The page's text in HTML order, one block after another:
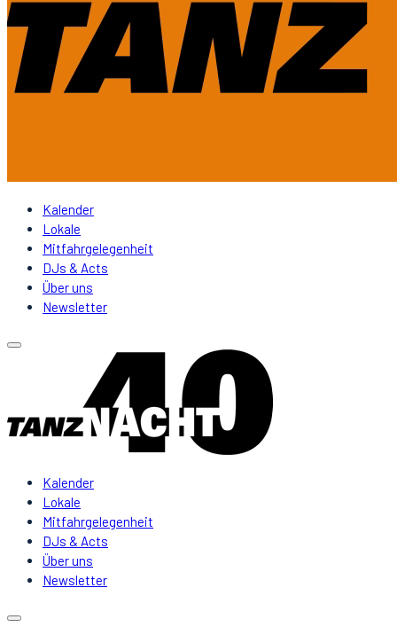
Kalender
Lokale
Mitfahrgelegenheit
DJs & Acts
Über uns
Newsletter
Kalender
Lokale
Mitfahrgelegenheit
DJs & Acts
Über uns
Newsletter